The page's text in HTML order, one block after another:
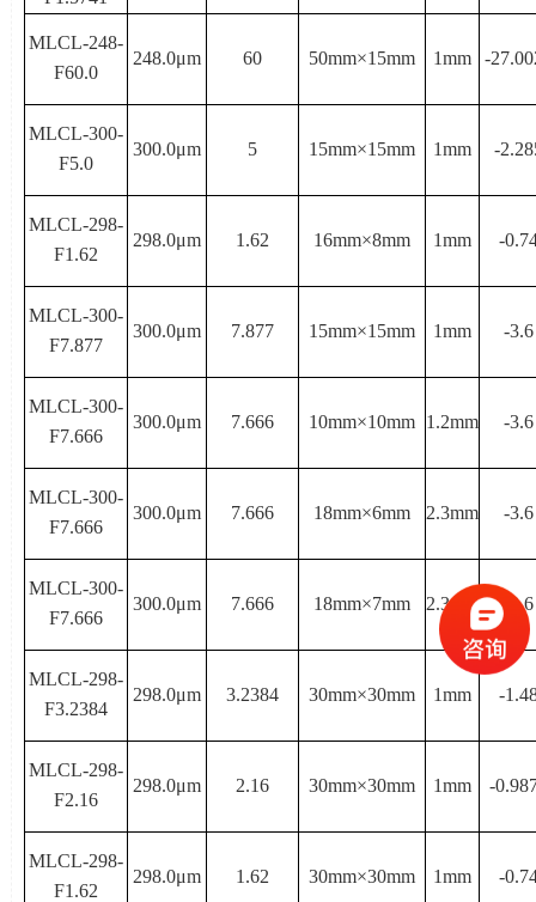
MLCL-248-
F60.0
248.0μm 60 50mm×15mm 1mm -
MLCL-300-
F5.0
300.0μm 5 15mm×15mm 1mm -
MLCL-298-
F1.62
298.0μm 1.62 16mm×8mm 1mm -
MLCL-300-
F7.877
300.0μm 7.877 15mm×15mm 1mm -3.6
MLCL-300-
F7.666
300.0μm 7.666 10mm×10mm 1.2mm -3.6
MLCL-300-
F7.666
300.0μm 7.666 18mm×6mm 2.3mm -3.6
MLCL-300-
F7.666
300.0μm 7.666 18mm×7mm 2.3mm -3.6
MLCL-298-
F3.2384
298.0μm 3.2384 30mm×30mm 1mm -
MLCL-298-
F2.16
298.0μm 2.16 30mm×30mm 1mm -
MLCL-298-
F1.62
298.0μm 1.62 30mm×30mm 1mm -